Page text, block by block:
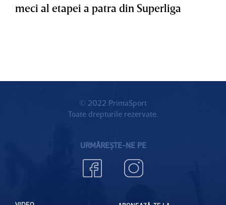
meci al etapei a patra din Superliga
© 2022 PrimaSport
Toate drepturile rezervate.
URMĂREȘTE-NE PE